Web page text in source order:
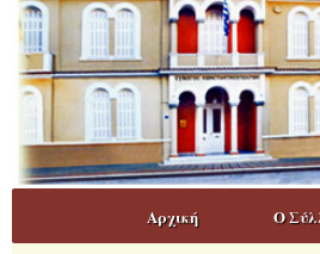
Αρχική Ο